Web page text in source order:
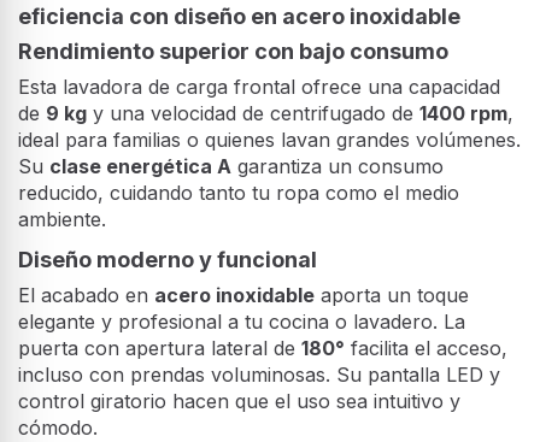
eficiencia con diseño en acero inoxidable
Rendimiento superior con bajo consumo
Esta lavadora de carga frontal ofrece una capacidad
de 9 kg y una velocidad de centrifugado de 1400 rpm,
ideal para familias o quienes lavan grandes volúmenes.
Su clase energética A garantiza un consumo
reducido, cuidando tanto tu ropa como el medio
ambiente.
Diseño moderno y funcional
El acabado en acero inoxidable aporta un toque
elegante y profesional a tu cocina o lavadero. La
puerta con apertura lateral de 180° facilita el acceso,
incluso con prendas voluminosas. Su pantalla LED y
control giratorio hacen que el uso sea intuitivo y
cómodo.